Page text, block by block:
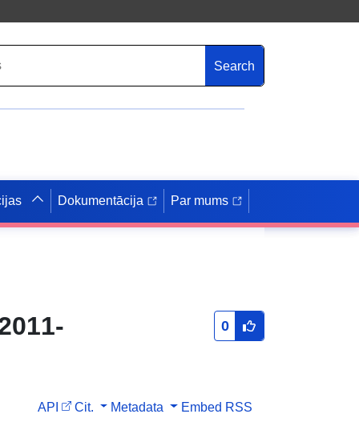
Search
Dokumentācija Par mums
0
API Cit. Metadata Embed RSS